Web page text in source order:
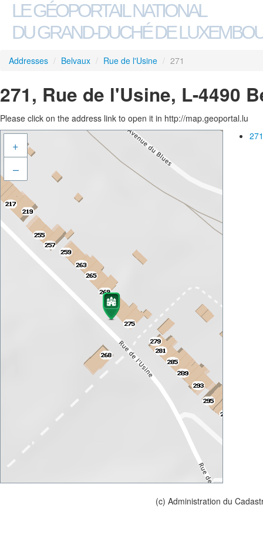
LE GÉOPORTAIL NATIONAL
DU GRAND-DUCHÉ DE
Addresses / Belvaux / Rue de l'Usine / 271
271, Rue de l'Usine, L-4490
Please click on the address link to open it in http://map.geoportal.lu
+
–
(c) Administration du